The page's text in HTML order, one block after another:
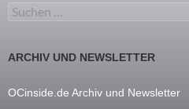
Suchen nach:
ARCHIV UND NEWSLETTER
OCinside.de Archiv und Newsletter